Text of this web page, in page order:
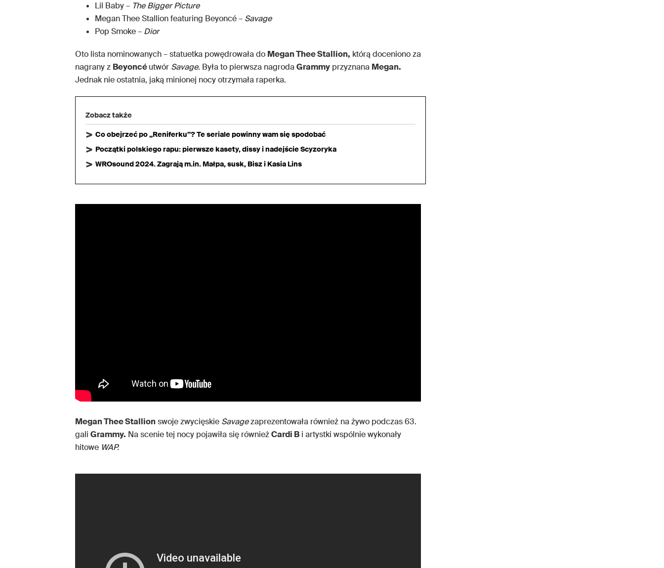
Lil Baby – The Bigger Picture
Megan Thee Stallion featuring Beyoncé – Savage
Pop Smoke – Dior
Oto lista nominowanych – statuetka powędrowała do Megan Thee Stallion, którą doceniono za
nagrany z Beyoncéutwór Savage. Była to pierwsza nagrodaGrammy przyznana Megan.
Jednak nie ostatnia, jaką minionej nocy otrzymała raperka.
Zobacz także
Co obejrzeć po „Reniferku”? Te seriale powinny wam się spodobać
Początki polskiego rapu: pierwsze kasety, dissy i nadejście Scyzoryka
WROsound 2024. Zagrają m.in. Małpa, susk, Bisz i Kasia Lins
Megan Thee Stallionswoje zwycięskie Savagezaprezentowała również na żywo podczas 63.
gali Grammy. Na scenie tej nocy pojawiła się równieżCardi B i artystki wspólnie wykonały
hitowe WAP.